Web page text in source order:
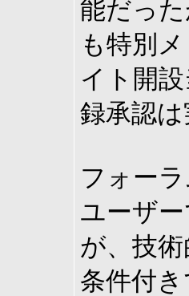
能だっ
も特別
イト開
録承認
フォー
ユーザ
が、技
条件付